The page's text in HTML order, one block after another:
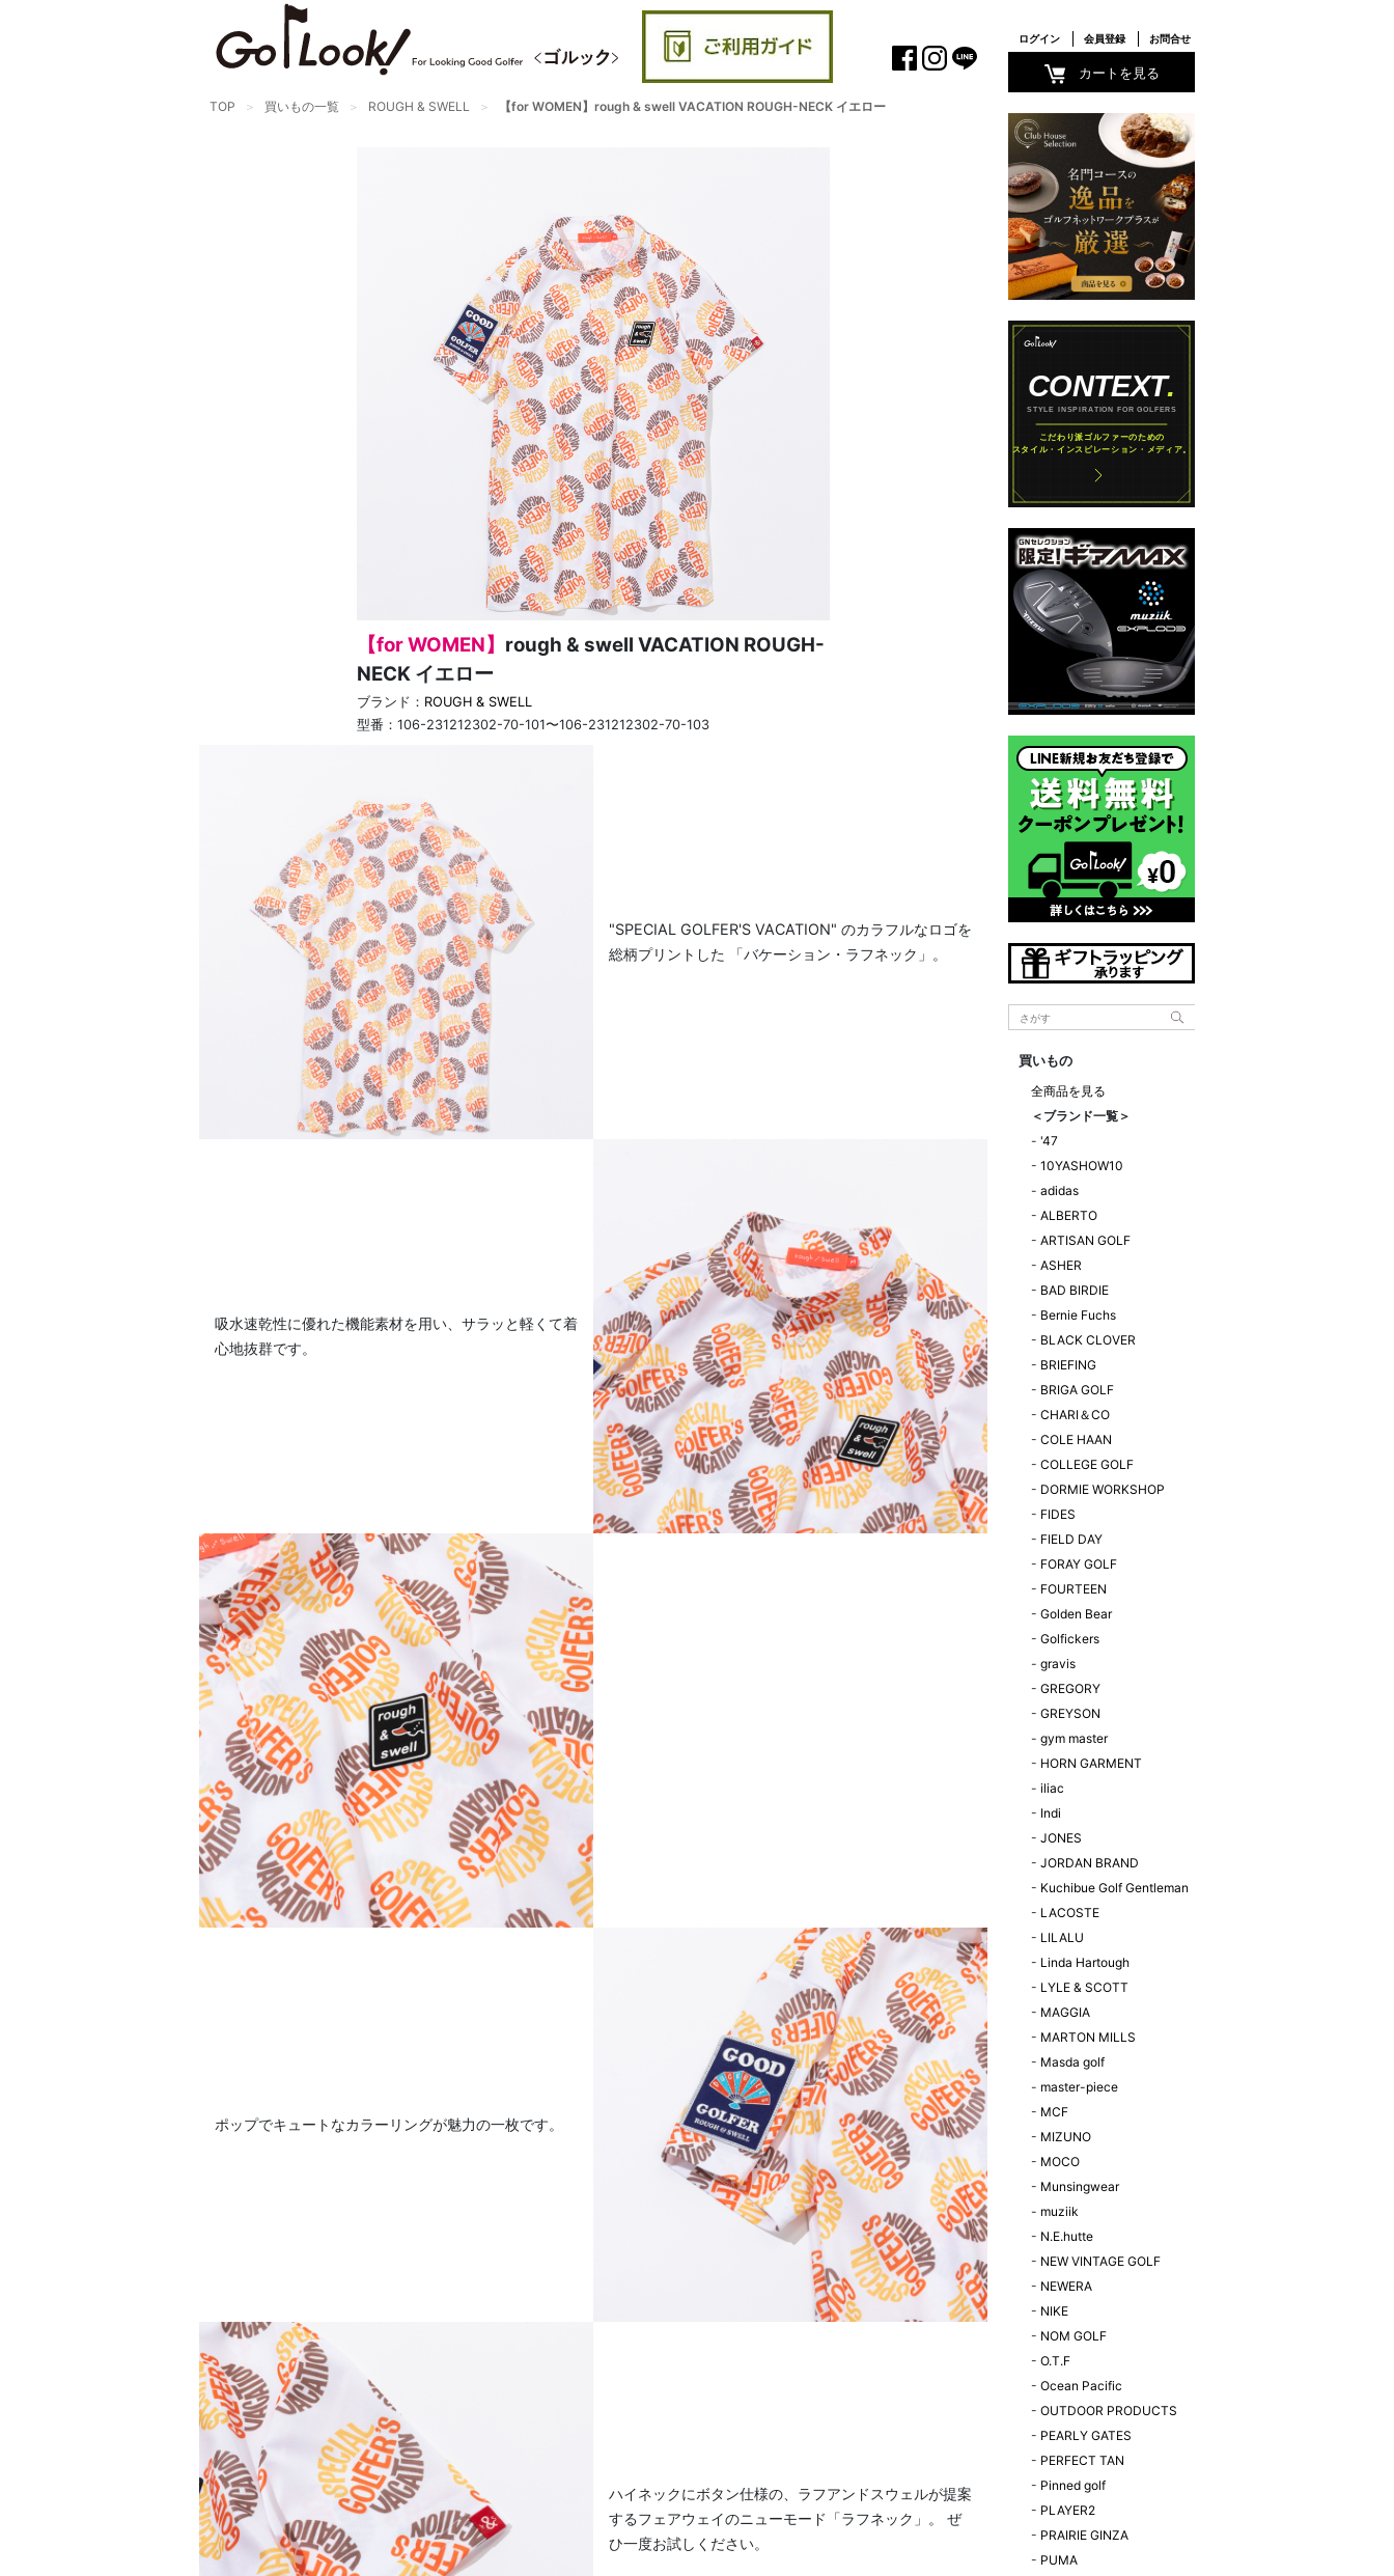
TOP 買いもの一覧 ROUGH & SWELL 【for WOMEN】rough & swell VACATION ROUGH-NECK イエロー
【for WOMEN】 rough & swell VACATION ROUGH-
NECK イエロー
ブランド： ROUGH & SWELL
型番： 106-231212302-70-101〜106-231212302-70-103
"SPECIAL GOLFER'S VACATION" のカラフルなロゴを
総柄プリントした 「バケーション・ラフネック」。
吸水速乾性に優れた機能素材を用い、サラッと軽くて着
心地抜群です。
ポップでキュートなカラーリングが魅力の一枚です。
ハイネックにボタン仕様の、ラフアンドスウェルが提案
するフェアウェイのニューモード「ラフネック」。 ぜ
ひ一度お試しください。
ログイン 会員登録 お問合せ
カートを見る
買いもの
全商品を見る
＜ブランド一覧＞
- '47
- 10YASHOW10
- adidas
- ALBERTO
- ARTISAN GOLF
- ASHER
- BAD BIRDIE
- Bernie Fuchs
- BLACK CLOVER
- BRIEFING
- BRIGA GOLF
- CHARI＆CO
- COLE HAAN
- COLLEGE GOLF
- DORMIE WORKSHOP
- FIDES
- FIELD DAY
- FORAY GOLF
- FOURTEEN
- Golden Bear
- Golfickers
- gravis
- GREGORY
- GREYSON
- gym master
- HORN GARMENT
- iliac
- Indi
- JONES
- JORDAN BRAND
- Kuchibue Golf Gentleman
- LACOSTE
- LILALU
- Linda Hartough
- LYLE & SCOTT
- MAGGIA
- MARTON MILLS
- Masda golf
- master-piece
- MCF
- MIZUNO
- MOCO
- Munsingwear
- muziik
- N.E.hutte
- NEW VINTAGE GOLF
- NEWERA
- NIKE
- NOM GOLF
- O.T.F
- Ocean Pacific
- OUTDOOR PRODUCTS
- PEARLY GATES
- PERFECT TAN
- Pinned golf
- PLAYER2
- PRAIRIE GINZA
- PUMA